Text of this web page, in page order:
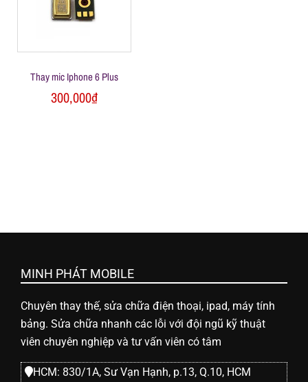
t
M
i
l
e
-
Thay mic Iphone 6 Plus
300,000₫
MINH PHÁT MOBILE
Chuyên thay thế, sửa chữa điện thoại, ipad, máy tính
bảng. Sửa chữa nhanh các lỗi với đội ngũ kỹ thuật
viên chuyên nghiệp và tư vấn viên có tâm
HCM: 830/1A, Sư Vạn Hạnh, p.13, Q.10, HCM